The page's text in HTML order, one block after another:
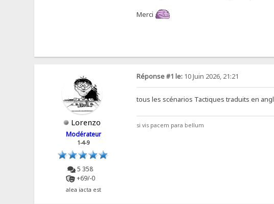
Merci
Lorenzo
Modérateur
1-4-9
5 358
+69/-0
alea iacta est
Réponse #1 le:10 Juin 2026, 21:21
tous les scénarios Tactiques traduits en
si vis pacem para bellum